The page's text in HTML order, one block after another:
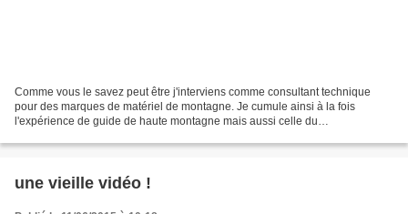
Comme vous le savez peut être j'interviens comme consultant technique
pour des marques de matériel de montagne. Je cumule ainsi à la fois
l'expérience de guide de haute montagne mais aussi celle du
une vieille vidéo !